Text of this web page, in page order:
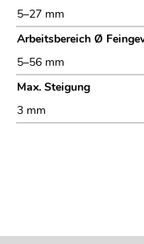
5–27 mm
Arbeitsbereich Ø
5–56 mm
Max. Steigung
3 mm